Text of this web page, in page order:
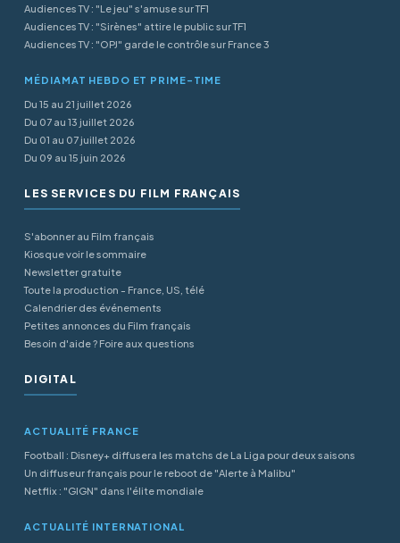
Audiences TV : "Le jeu" s'amuse sur TF1
Audiences TV : "Sirènes" attire le public sur TF1
Audiences TV : "OPJ" garde le contrôle sur France 3
MÉDIAMAT HEBDO ET PRIME-TIME
Du 15 au 21 juillet 2026
Du 07 au 13 juillet 2026
Du 01 au 07 juillet 2026
Du 09 au 15 juin 2026
LES SERVICES DU FILM FRANÇAIS
S'abonner au Film français
Kiosque voir le sommaire
Newsletter gratuite
Toute la production - France, US, télé
Calendrier des événements
Petites annonces du Film français
Besoin d'aide ? Foire aux questions
DIGITAL
ACTUALITÉ FRANCE
Football : Disney+ diffusera les matchs de La Liga pour deux saisons
Un diffuseur français pour le reboot de "Alerte à Malibu"
Netflix : "GIGN" dans l'élite mondiale
ACTUALITÉ INTERNATIONAL